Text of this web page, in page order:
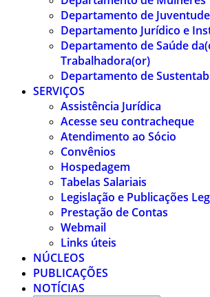
Departamento de Juventude
Departamento Jurídico e
Departamento de Saúde
Trabalhadora(or)
Departamento de
SERVIÇOS
Assistência Jurídica
Acesse seu contracheque
Atendimento ao Sócio
Convênios
Hospedagem
Tabelas Salariais
Legislação e Publicações
Prestação de Contas
Webmail
Links úteis
NÚCLEOS
PUBLICAÇÕES
NOTÍCIAS